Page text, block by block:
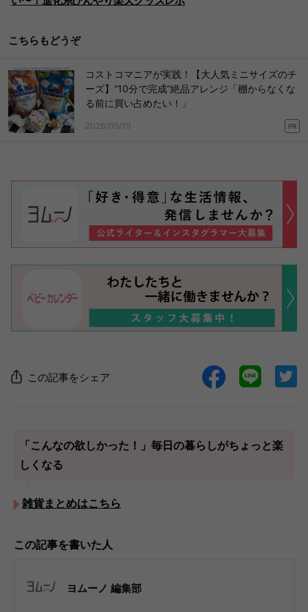
こちらもどうぞ
コストコマニアが実践！【大人気ミニサイズのチ
ーズ】“10分で完成”絶品アレンジ「棚からなくな
る前に買い占めたい！」
2026/05/19 PR
この記事をシェア
「こんなの欲しかった！」毎日の暮らしがちょっと楽
しくなる
雑貨まとめはこちら
この記事を書いた人
ヨムーノ 編集部